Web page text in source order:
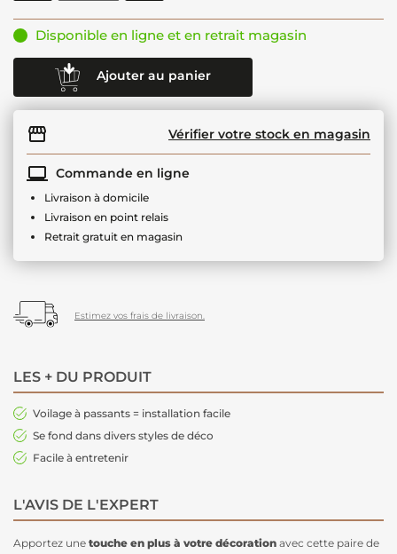
Disponible en ligne et en retrait magasin
Ajouter au panier
Vérifier votre stock en magasin
Commande en ligne
Livraison à domicile
Livraison en point relais
Retrait gratuit en magasin
Estimez vos frais de livraison.
LES + DU PRODUIT
Voilage à passants = installation facile
Se fond dans divers styles de déco
Facile à entretenir
L'AVIS DE L'EXPERT
Apportez une touche en plus à votre décoration avec cette paire de